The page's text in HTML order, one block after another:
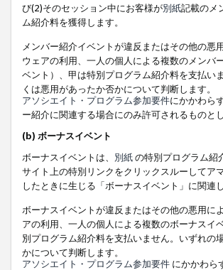
び(2)そのセッション中にお客様が別紙記載のメ
ム紹介料を獲得します。
メンバー紹介イベントが違反またはその他の
ウェアの利用、一人の個人による複数のメンバ
ベント）、甲は特別プログラム紹介料を支払い
くは悪用があったか否かについて判断します。
アソシエイト・プログラム参加要件にかかわらず
ー紹介に関連する場合にのみ許可されるものとし
(b) ボーナスイベント
ボーナスイベントは、 別紙の特別プログラム紹
サイト上の特別リンクをクリックスルーしてア
したときに生じる「ボーナスイベント」に関
ボーナスイベントが違反またはその他の悪用に
アの利用、一人の個人による複数のボーナスイ
別プログラム紹介料を支払いません。いずれの
かについて判断します。
アソシエイト・プログラム参加要件 にかかわら